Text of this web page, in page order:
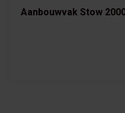
Aanbouwvak Stow